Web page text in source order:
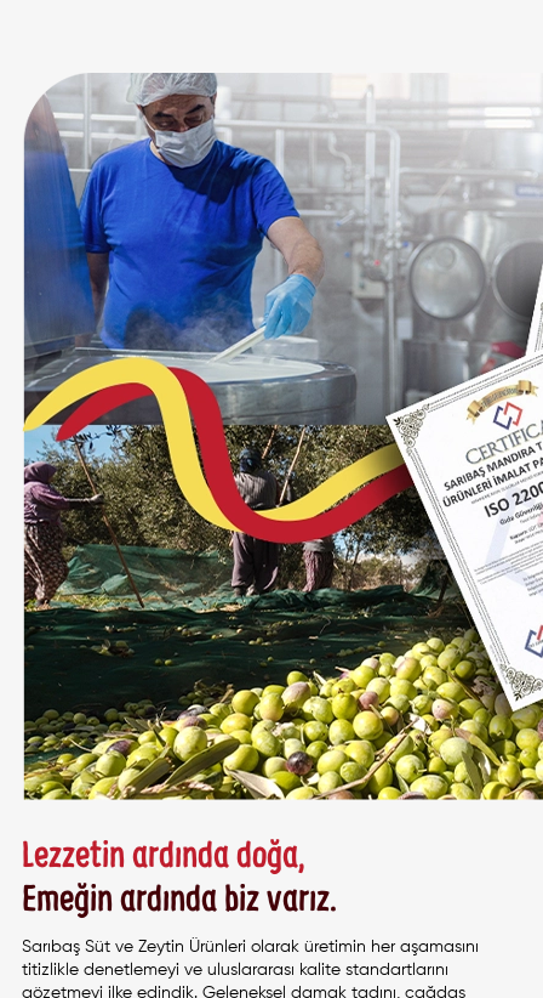
Lezzetin ardında doğa,
Emeğin ardında biz varız.
Sarıbaş Süt ve Zeytin Ürünleri olarak üretimin her aşamasını
titizlikle denetlemeyi ve uluslararası kalite standartlarını
gözetmeyi ilke edindik. Geleneksel damak tadını, çağdaş